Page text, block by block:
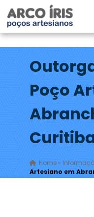
Poço
Home»
Artesiano em